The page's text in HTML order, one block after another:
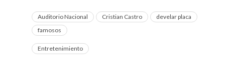
Auditorio Nacional Cristian Castro
develar placa
famosos
Entretenimiento